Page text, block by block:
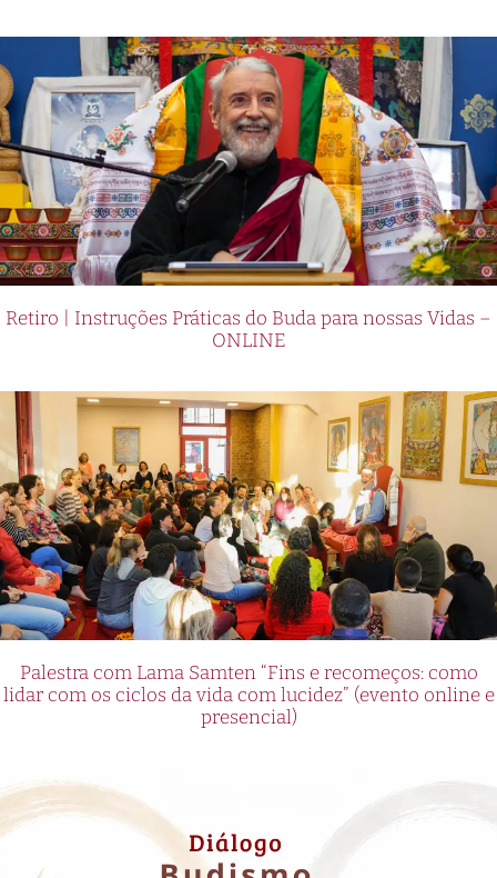
Retiro | Instruções Práticas do Buda para nossas Vidas –
ONLINE
Palestra com Lama Samten “Fins e recomeços: como
lidar com os ciclos da vida com lucidez” (evento online e
presencial)